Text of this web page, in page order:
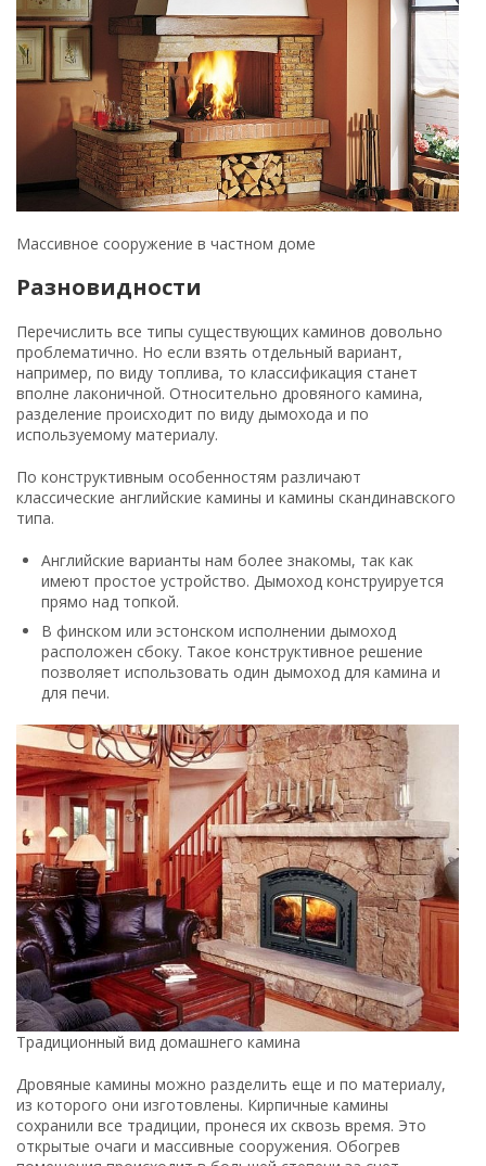
Массивное сооружение в частном доме
Разновидности
Перечислить все типы существующих каминов довольно
проблематично. Но если взять отдельный вариант,
например, по виду топлива, то классификация станет
вполне лаконичной. Относительно дровяного камина,
разделение происходит по виду дымохода и по
используемому материалу.
По конструктивным особенностям различают
классические английские камины и камины скандинавского
типа.
Английские варианты нам более знакомы, так как
имеют простое устройство. Дымоход конструируется
прямо над топкой.
В финском или эстонском исполнении дымоход
расположен сбоку. Такое конструктивное решение
позволяет использовать один дымоход для камина и
для печи.
Традиционный вид домашнего камина
Дровяные камины можно разделить еще и по материалу,
из которого они изготовлены. Кирпичные камины
сохранили все традиции, пронеся их сквозь время. Это
открытые очаги и массивные сооружения. Обогрев